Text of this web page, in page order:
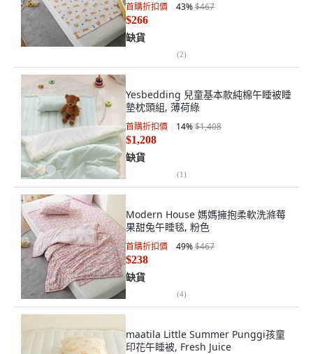
首購折扣價 43%$467
$266
缺貨
(2)
Yesbedding 兒童基本款純棉午睡被睡
墊枕頭組, 薄荷綠
首購折扣價 14%$1,408
$1,208
缺貨
(1)
Modern House 媽媽擁抱柔軟洗滌莓
果甜兔午睡毯, 粉色
首購折扣價 49%$467
$238
缺貨
(4)
maatila Little Summer Punggi孩童
印花午睡被, Fresh Juice